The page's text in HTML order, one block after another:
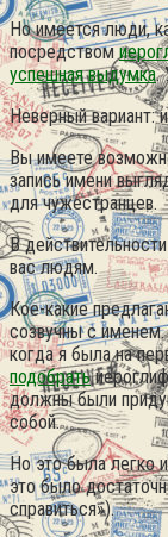
Но имеется люди,
посредством
успешная выдумка.
Неверный вариант:
Вы имеете
запись имени
для чужестранцев.
В
вас людям.
Кое-какие
созвучны с
когда я была на
подобрать
должны были
собой.
Но это была легко
это было
справиться»).